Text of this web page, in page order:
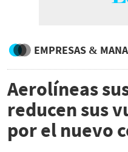
EMPRESAS &
Aerolíneas
reducen sus
por el nuevo